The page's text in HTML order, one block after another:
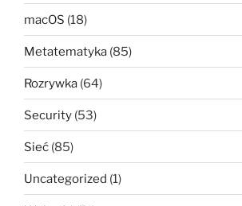
macOS (18)
Metatematyka (85)
Rozrywka (64)
Security (53)
Sieć (85)
Uncategorized (1)